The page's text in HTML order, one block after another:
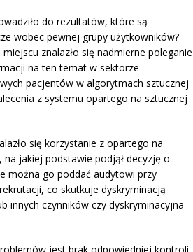
do rezultatów, które są
wobec pewnej grupy użytkowników?
znalazło się nadmierne poleganie
na ten temat w sektorze
pacjentów w algorytmach sztucznej
z systemu opartego na sztucznej
się korzystanie z opartego na
jakiej podstawie podjął decyzję o
można go poddać audytowi przy
co skutkuje dyskryminacją
innych czynników czy dyskryminacyjna